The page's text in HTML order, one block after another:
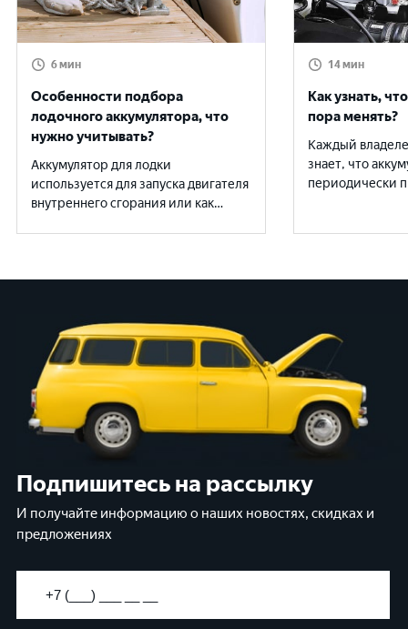
6 мин
Особенности подбора
лодочного аккумулятора, что
нужно учитывать?
Аккумулятор для лодки
используется для запуска двигателя
внутреннего сгорания или как
отказала в ответственный момент.
аккумулятор бывает трех
типов:Старт
14 мин
Как узнать,
пора менять?
Каждый
знает, что
периодически
Основные
Подпишитесь на рассылку
И получайте информацию о наших новостях, скидках и
предложениях